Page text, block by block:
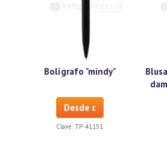
Bolígrafo "mindy"
Desde c
Clave: TP-41151